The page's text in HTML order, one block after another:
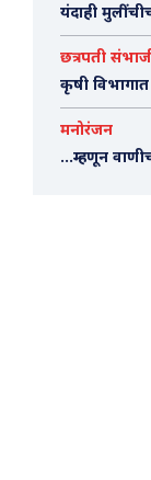
यंदाही
छत्रपती
कृषी
मनोरंजन
…म्हणून